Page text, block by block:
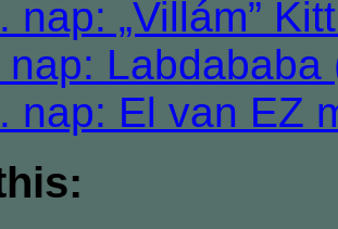
nap: „Villám”
nap: Labdababa
nap: El van EZ